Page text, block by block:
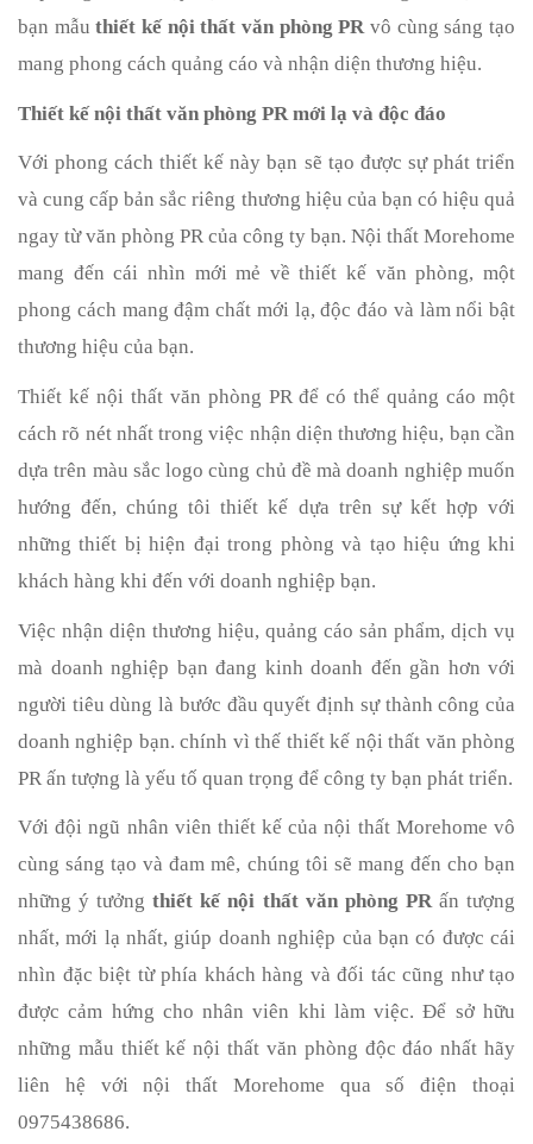
bạn mẫu thiết kế nội thất văn phòng PR vô cùng sáng tạo
mang phong cách quảng cáo và nhận diện thương hiệu.
Thiết kế nội thất văn phòng PR mới lạ và độc đáo
Với phong cách thiết kế này bạn sẽ tạo được sự phát triển
và cung cấp bản sắc riêng thương hiệu của bạn có hiệu quả
ngay từ văn phòng PR của công ty bạn. Nội thất Morehome
mang đến cái nhìn mới mẻ về thiết kế văn phòng, một
phong cách mang đậm chất mới lạ, độc đáo và làm nổi bật
thương hiệu của bạn.
Thiết kế nội thất văn phòng PR để có thể quảng cáo một
cách rõ nét nhất trong việc nhận diện thương hiệu, bạn cần
dựa trên màu sắc logo cùng chủ đề mà doanh nghiệp muốn
hướng đến, chúng tôi thiết kế dựa trên sự kết hợp với
những thiết bị hiện đại trong phòng và tạo hiệu ứng khi
khách hàng khi đến với doanh nghiệp bạn.
Việc nhận diện thương hiệu, quảng cáo sản phẩm, dịch vụ
mà doanh nghiệp bạn đang kinh doanh đến gần hơn với
người tiêu dùng là bước đầu quyết định sự thành công của
doanh nghiệp bạn. chính vì thế thiết kế nội thất văn phòng
PR ấn tượng là yếu tố quan trọng để công ty bạn phát triển.
Với đội ngũ nhân viên thiết kế của nội thất Morehome vô
cùng sáng tạo và đam mê, chúng tôi sẽ mang đến cho bạn
những ý tưởng thiết kế nội thất văn phòng PR ấn tượng
nhất, mới lạ nhất, giúp doanh nghiệp của bạn có được cái
nhìn đặc biệt từ phía khách hàng và đối tác cũng như tạo
được cảm hứng cho nhân viên khi làm việc. Để sở hữu
những mẫu thiết kế nội thất văn phòng độc đáo nhất hãy
liên hệ với nội thất Morehome qua số điện thoại
0975438686.